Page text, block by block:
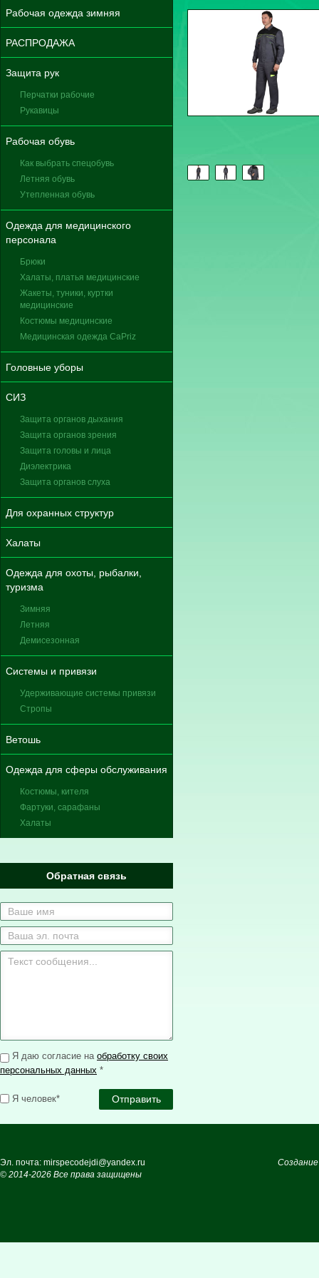
Рабочая одежда зимняя
РАСПРОДАЖА
Защита рук
Перчатки рабочие
Рукавицы
Рабочая обувь
Как выбрать спецобувь
Летняя обувь
Утепленная обувь
Одежда для медицинского
персонала
Брюки
Халаты, платья медицинские
Жакеты, туники, куртки
медицинские
Костюмы медицинские
Медицинская одежда CaPriz
Головные уборы
СИЗ
Защита органов дыхания
Защита органов зрения
Защита головы и лица
Диэлектрика
Защита органов слуха
Для охранных структур
Халаты
Одежда для охоты, рыбалки,
туризма
Зимняя
Летняя
Демисезонная
Системы и привязи
Удерживающие системы привязи
Стропы
Ветошь
Одежда для сферы обслуживания
Костюмы, кителя
Фартуки, сарафаны
Халаты
Обратная связь
Я даю согласие на обработку своих
персональных данных *
Я человек*
Эл. почта: mirspecodejdi@yandex.ru
© 2014-2026 Все права защищены